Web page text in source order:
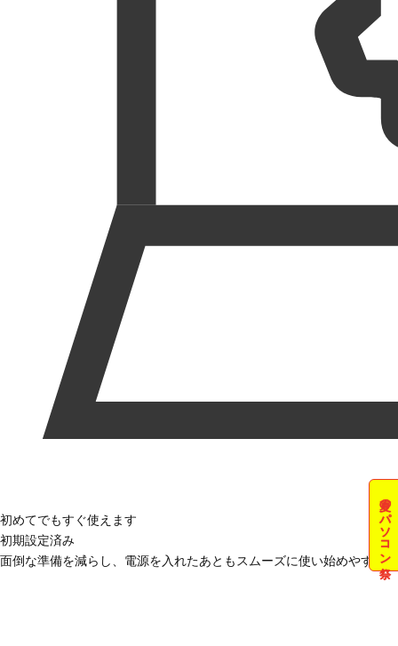
夏のパソコン祭
初めてでもすぐ使えます
初期設定済み
面倒な準備を減らし、電源を入れたあともスムーズに使い始めやすい